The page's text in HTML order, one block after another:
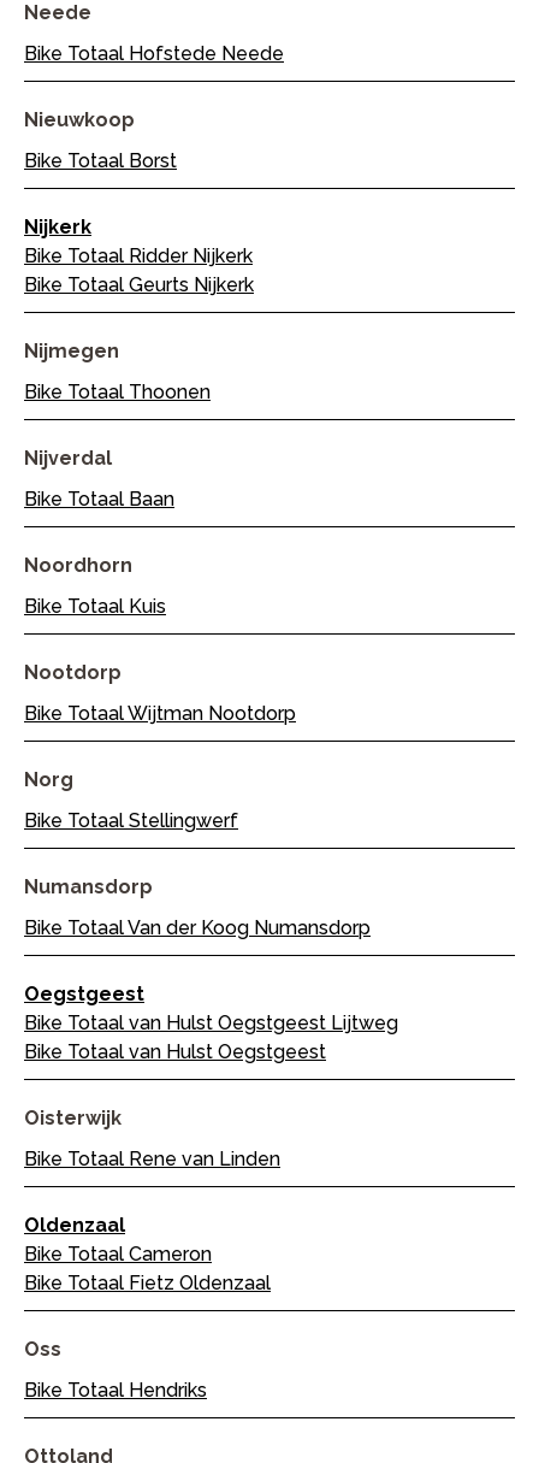
Neede
Bike Totaal Hofstede Neede
Nieuwkoop
Bike Totaal Borst
Nijkerk
Bike Totaal Ridder Nijkerk
Bike Totaal Geurts Nijkerk
Nijmegen
Bike Totaal Thoonen
Nijverdal
Bike Totaal Baan
Noordhorn
Bike Totaal Kuis
Nootdorp
Bike Totaal Wijtman Nootdorp
Norg
Bike Totaal Stellingwerf
Numansdorp
Bike Totaal Van der Koog Numansdorp
Oegstgeest
Bike Totaal van Hulst Oegstgeest Lijtweg
Bike Totaal van Hulst Oegstgeest
Oisterwijk
Bike Totaal Rene van Linden
Oldenzaal
Bike Totaal Cameron
Bike Totaal Fietz Oldenzaal
Oss
Bike Totaal Hendriks
Ottoland